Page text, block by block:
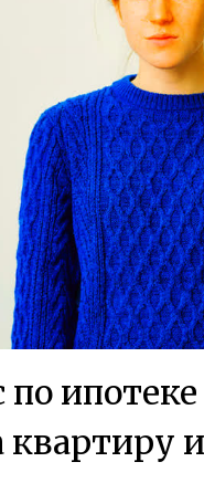
квартиру